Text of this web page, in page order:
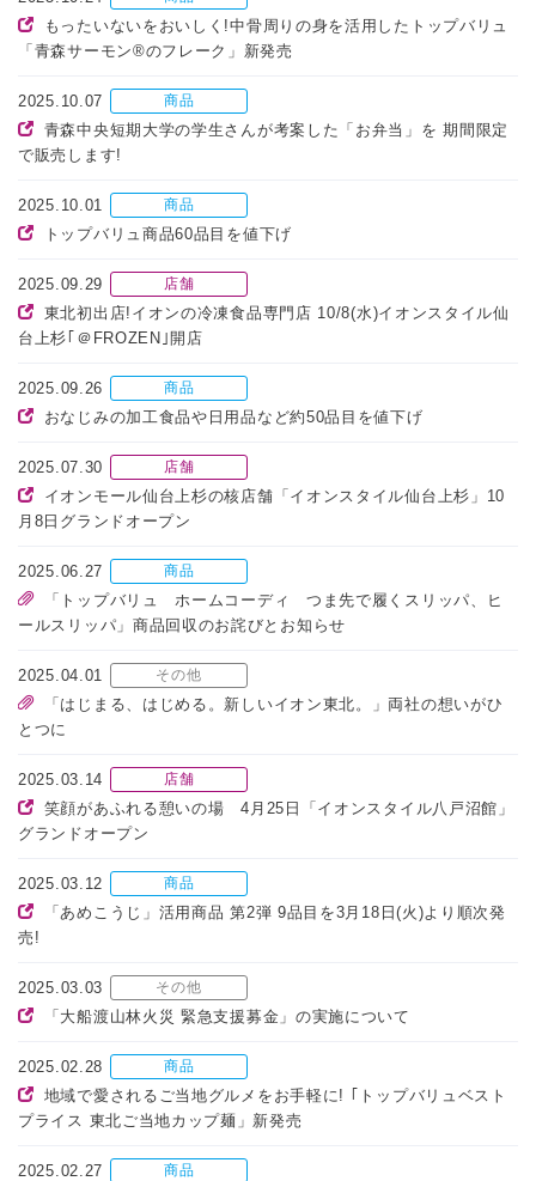
もったいないをおいしく!中骨周りの身を活用したトップバリュ
「青森サーモン®のフレーク」新発売
2025.10.07 商品
青森中央短期大学の学生さんが考案した「お弁当」を 期間限定
で販売します!
2025.10.01 商品
トップバリュ商品60品目を値下げ
2025.09.29 店舗
東北初出店!イオンの冷凍食品専門店 10/8(水)イオンスタイル仙
台上杉｢＠FROZEN｣開店
2025.09.26 商品
おなじみの加工食品や日用品など約50品目を値下げ
2025.07.30 店舗
イオンモール仙台上杉の核店舗「イオンスタイル仙台上杉」10
月8日グランドオープン
2025.06.27 商品
「トップバリュ ホームコーディ つま先で履くスリッパ、ヒ
ールスリッパ」商品回収のお詫びとお知らせ
2025.04.01 その他
「はじまる、はじめる。新しいイオン東北。」両社の想いがひ
とつに
2025.03.14 店舗
笑顔があふれる憩いの場 4月25日「イオンスタイル八戸沼館」
グランドオープン
2025.03.12 商品
「あめこうじ」活用商品 第2弾 9品目を3月18日(火)より順次発
売!
2025.03.03 その他
「大船渡山林火災 緊急支援募金」の実施について
2025.02.28 商品
地域で愛されるご当地グルメをお手軽に! ｢トップバリュベスト
プライス 東北ご当地カップ麺」新発売
2025.02.27 商品